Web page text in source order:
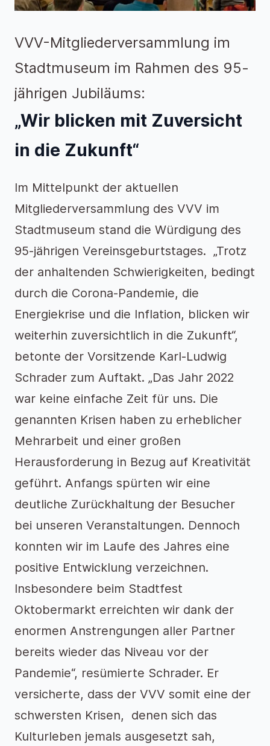
VVV-Mitgliederversammlung im
Stadtmuseum im Rahmen des 95-
jährigen Jubiläums:
„Wir blicken mit Zuversicht
in die Zukunft“
Im Mittelpunkt der aktuellen
Mitgliederversammlung des VVV im
Stadtmuseum stand die Würdigung des
95-jährigen Vereinsgeburtstages. „Trotz
der anhaltenden Schwierigkeiten, bedingt
durch die Corona-Pandemie, die
Energiekrise und die Inflation, blicken wir
weiterhin zuversichtlich in die Zukunft“,
betonte der Vorsitzende Karl-Ludwig
Schrader zum Auftakt. „Das Jahr 2022
war keine einfache Zeit für uns. Die
genannten Krisen haben zu erheblicher
Mehrarbeit und einer großen
Herausforderung in Bezug auf Kreativität
geführt. Anfangs spürten wir eine
deutliche Zurückhaltung der Besucher
bei unseren Veranstaltungen. Dennoch
konnten wir im Laufe des Jahres eine
positive Entwicklung verzeichnen.
Insbesondere beim Stadtfest
Oktobermarkt erreichten wir dank der
enormen Anstrengungen aller Partner
bereits wieder das Niveau vor der
Pandemie“, resümierte Schrader. Er
versicherte, dass der VVV somit eine der
schwersten Krisen, denen sich das
Kulturleben jemals ausgesetzt sah,